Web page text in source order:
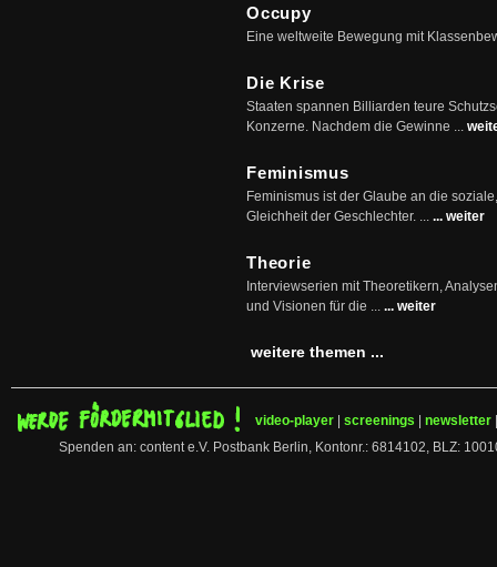
Occupy
Eine weltweite Bewegung mit
Die Krise
Staaten spannen Billiarden teure
Konzerne. Nachdem die Gewinne ...
Feminismus
Feminismus ist der Glaube an die
Gleichheit der Geschlechter. ... ... weiter
Theorie
Interviewserien mit Theoretikern,
und Visionen für die ... ... weiter
weitere themen ...
video-player screenings newsletter
Spenden an: content e.V. Postbank Berlin, Kontonr.: 6814102, BLZ: